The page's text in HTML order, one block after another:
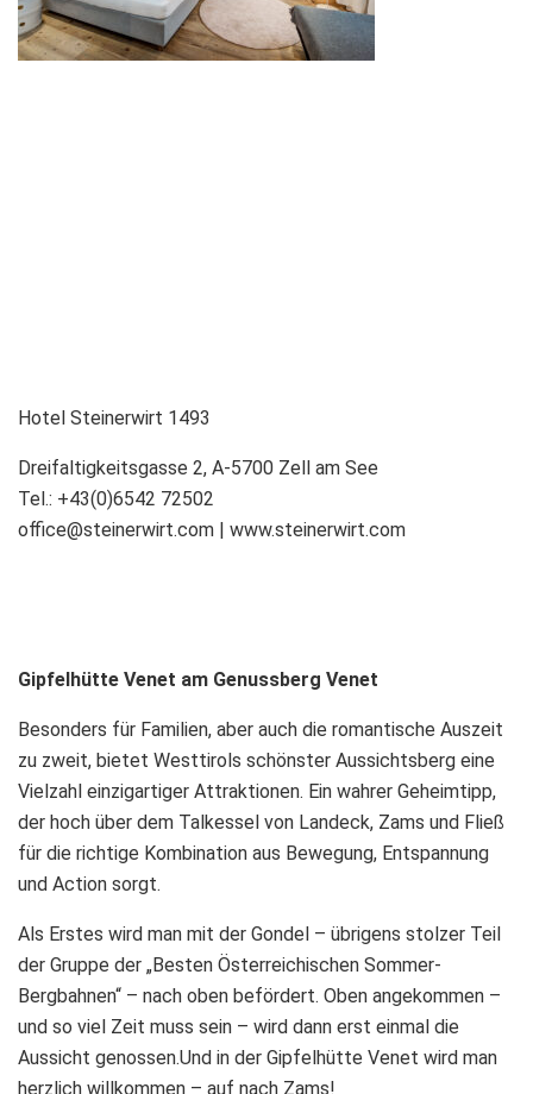
Hotel Steinerwirt 1493
Dreifaltigkeitsgasse 2, A-5700 Zell am See
Tel.: +43(0)6542 72502
office@steinerwirt.com | www.steinerwirt.com
Gipfelhütte Venet am Genussberg Venet
Besonders für Familien, aber auch die romantische Auszeit
zu zweit, bietet Westtirols schönster Aussichtsberg eine
Vielzahl einzigartiger Attraktionen. Ein wahrer Geheimtipp,
der hoch über dem Talkessel von Landeck, Zams und Fließ
für die richtige Kombination aus Bewegung, Entspannung
und Action sorgt.
Als Erstes wird man mit der Gondel – übrigens stolzer Teil
der Gruppe der „Besten Österreichischen Sommer-
Bergbahnen“ – nach oben befördert. Oben angekommen –
und so viel Zeit muss sein – wird dann erst einmal die
Aussicht genossen.Und in der Gipfelhütte Venet wird man
herzlich willkommen – auf nach Zams!